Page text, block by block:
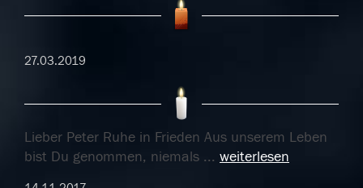
27.03.2019
Lieber Peter Ruhe in Frieden Aus unserem Leben
bist Du genommen, niemals ... weiterlesen